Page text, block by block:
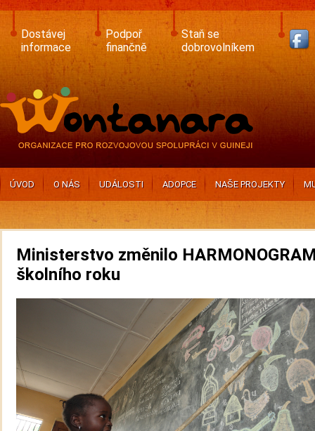
Skip
main
content
Dostávej
informace
Podpoř
finančně
Staň se
dobrovolníkem
ÚVOD O NÁS UDÁLOSTI ADOPCE NAŠE PROJEKTY
Ministerstvo změnilo
školního roku